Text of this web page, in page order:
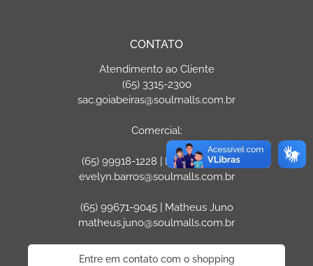
CONTATO
Atendimento ao Cliente
(65) 3315-2300
sac.goiabeiras@soulmalls.com.br
Comercial:
(65) 99918-1228 | Evelyn Barros
evelyn.barros@soulmalls.com.br
(65) 99671-9045 | Matheus Juno
matheus.juno@soulmalls.com.br
Entre em contato com o shopping